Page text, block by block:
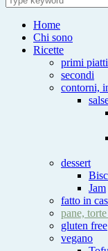
for:
Home
Chi sono
Ricette
primi piatti
secondi
contorni,
dessert
Jam
fatto in
pane,
gluten free
vegano